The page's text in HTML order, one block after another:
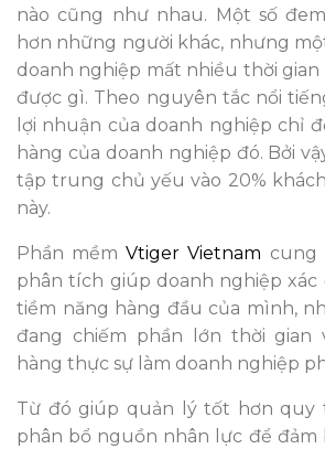
nào cũng như nhau. Một số
hơn những người khác, nhưng
doanh nghiệp mất nhiều thời
được gì. Theo nguyên tắc nổi
lợi nhuận của doanh nghiệp chỉ
hàng của doanh nghiệp đó. Bởi
tập trung chủ yếu vào 20%
này.
Phần mềmVtiger Vietnam cung
phân tích giúp doanh nghiệp xác
tiềm năng hàng đầu của mình,
đang chiếm phần lớn thời gian
hàng thực sự làm doanh nghiệp
Từ đó giúp quản lý tốt hơn quy
phân bổ nguồn nhân lực để đảm